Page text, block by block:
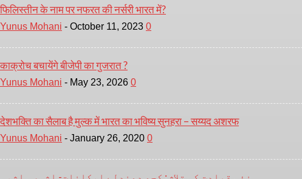
फिलिस्तीन के नाम पर नफरत की नर्सरी भारत में?
Yunus Mohani - October 11, 2023 0
काक्रोच बचायेंगे बीजेपी का गुजरात ?
Yunus Mohani - May 23, 2026 0
देशभक्ति का सैलाब है मुल्क में भारत का भविष्य सुनहरा – सय्यद अशरफ
Yunus Mohani - January 26, 2020 0